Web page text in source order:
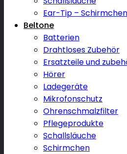
Ear-Tip – Schirmchen
Beltone
Batterien
Drahtloses Zubehör
Ersatzteile und
Hörer
Ladegeräte
Mikrofonschutz
Ohrenschmalzfilter
Pflegeprodukte
Schallsläuche
Schirmchen